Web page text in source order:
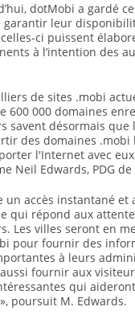
dotMobi a gardé
garantir leur
ci puissent
à l’intention des
de sites .mobi
600 000 domaines
savent désormais que
des domaines
l'Internet avec
Neil Edwards, PDG
un accès instantané et
qui répond aux
Les villes seront en
pour fournir des
à leurs
fournir aux
qui
poursuit M. Edwards.